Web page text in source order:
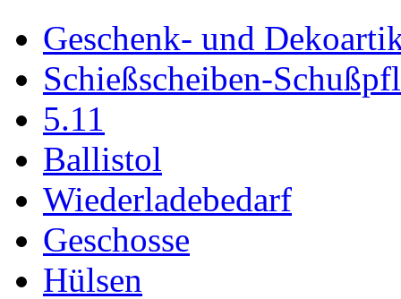
Geschenk- und
Schießscheiben-
5.11
Ballistol
Wiederladebedarf
Geschosse
Hülsen